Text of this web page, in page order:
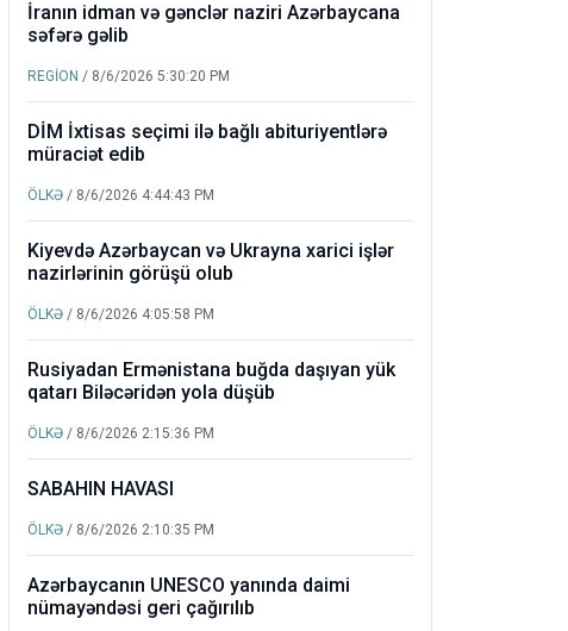
İranın idman və gənclər naziri Azərbaycana
səfərə gəlib
REGİON / 8/6/2026 5:30:20 PM
DİM İxtisas seçimi ilə bağlı abituriyentlərə
müraciət edib
ÖLKƏ / 8/6/2026 4:44:43 PM
Kiyevdə Azərbaycan və Ukrayna xarici işlər
nazirlərinin görüşü olub
ÖLKƏ / 8/6/2026 4:05:58 PM
Rusiyadan Ermənistana buğda daşıyan yük
qatarı Biləcəridən yola düşüb
ÖLKƏ / 8/6/2026 2:15:36 PM
SABAHIN HAVASI
ÖLKƏ / 8/6/2026 2:10:35 PM
Azərbaycanın UNESCO yanında daimi
nümayəndəsi geri çağırılıb